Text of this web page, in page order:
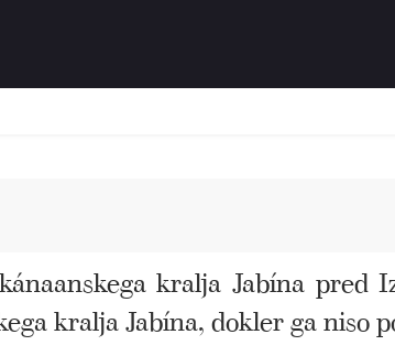
kralja Jabína pred
kralja Jabína, dokler ga niso